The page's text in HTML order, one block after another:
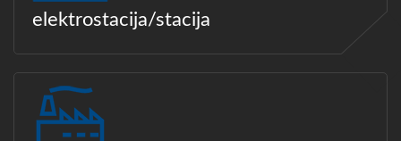
elektrostacija/stacija